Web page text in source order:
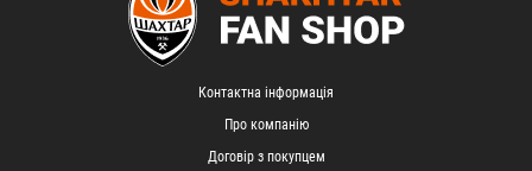
Контактна інформація
Про компанію
Договір з покупцем